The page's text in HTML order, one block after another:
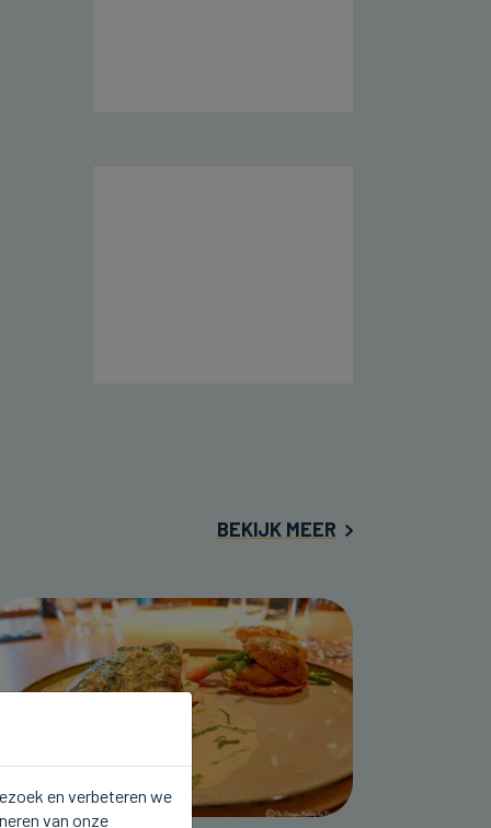
BEKIJK MEER
en verbeteren we
van onze